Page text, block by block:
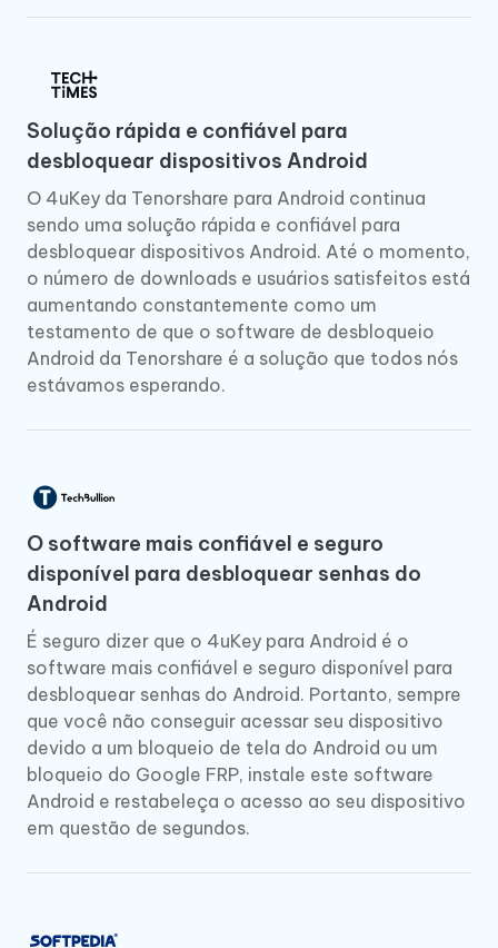
Solução rápida e confiável para
desbloquear dispositivos Android
O 4uKey da Tenorshare para Android continua
sendo uma solução rápida e confiável para
desbloquear dispositivos Android. Até o momento,
o número de downloads e usuários satisfeitos está
aumentando constantemente como um
testamento de que o software de desbloqueio
Android da Tenorshare é a solução que todos nós
estávamos esperando.
O software mais confiável e seguro
disponível para desbloquear senhas do
Android
É seguro dizer que o 4uKey para Android é o
software mais confiável e seguro disponível para
desbloquear senhas do Android. Portanto, sempre
que você não conseguir acessar seu dispositivo
devido a um bloqueio de tela do Android ou um
bloqueio do Google FRP, instale este software
Android e restabeleça o acesso ao seu dispositivo
em questão de segundos.